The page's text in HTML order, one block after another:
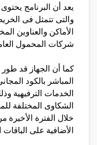
يعد أن البرنامج
والتى تتمثل فى
الأماكن والعناوين
شركات المحمول
كما أن الجهاز قد
المباشر بالكود
الخدمات الترفيهية
الشكاوى المختلفة
خلال الفترة الأخيرة
الأضافية على